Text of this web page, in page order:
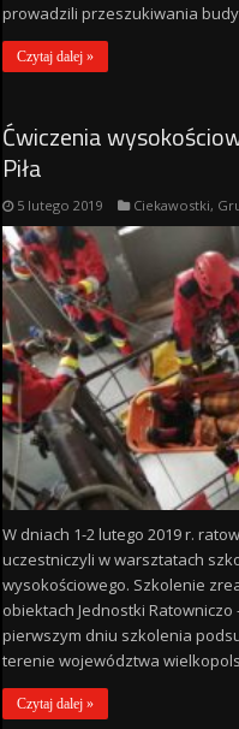
prowadzili przeszukiwania
Czytaj dalej »
Ćwiczenia
Piła
5 lutego 2019 Ciekawostki,
W dniach 1-2 lutego 2019 r.
uczestniczyli w warsztatach
wysokościowego. Szkolenie
obiektach Jednostki Ratowniczo
pierwszym dniu szkolenia
terenie województwa
Czytaj dalej »